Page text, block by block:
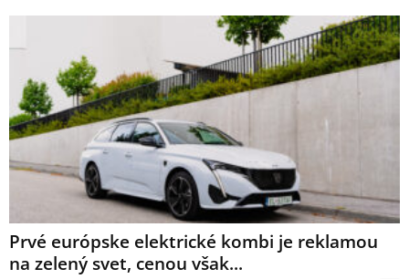
Prvé európske elektrické kombi je reklamou
na zelený svet, cenou však...